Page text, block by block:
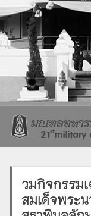
วมกิจกรรม
สมเด็จพระ